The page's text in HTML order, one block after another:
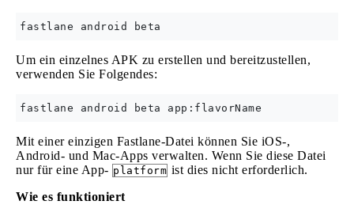
Um ein einzelnes APK zu erstellen und bereitzustellen,
verwenden Sie Folgendes:
Mit einer einzigen Fastlane-Datei können Sie iOS-,
Android- und Mac-Apps verwalten. Wenn Sie diese Datei
nur für eine App- platform ist dies nicht erforderlich.
Wie es funktioniert